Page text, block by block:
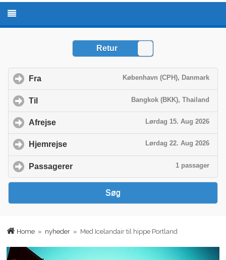
Home » nyheder » Med Icelandair til hippe Portland